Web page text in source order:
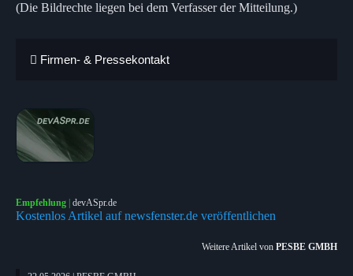
(Die Bildrechte liegen bei dem Verfasser der Mitteilung.)
Firmen- & Pressekontakt
Empfehlung devASpr.de
Kostenlos Artikel auf newsfenster.de veröffentlichen
Weitere Artikel von PESBE GMBH